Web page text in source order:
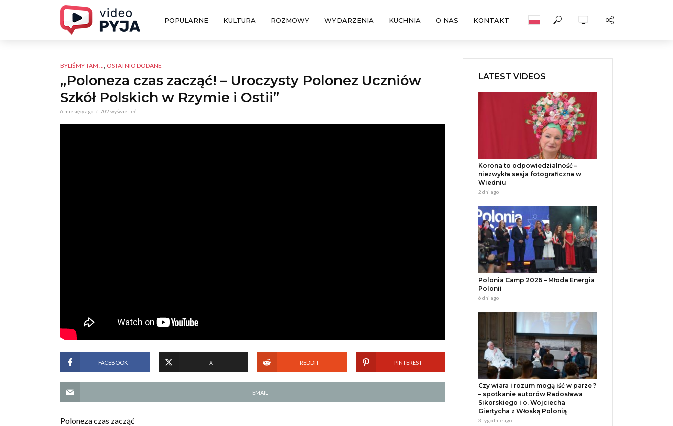
POPULARNE KULTURA ROZMOWY WYDARZENIA KUCHNIA O NAS KONTAKT
BYLIŚMY TAM ..., OSTATNIO DODANE
„Poloneza czas zacząć! – Uroczysty Polonez Uczniów
Szkół Polskich w Rzymie i Ostii”
6 miesięcy ago 702 wyświetleń
FACEBOOK X REDDIT PINTEREST
EMAIL
Poloneza czas zacząć
LATEST VIDEOS
Korona to odpowiedzialność –
niezwykła sesja fotograficzna w
Wiedniu
2 dni ago
Polonia Camp 2026 – Młoda Energia
Polonii
6 dni ago
Czy wiara i rozum mogą iść w parze ?
– spotkanie autorów Radosława
Sikorskiego i o. Wojciecha
Giertycha z Włoską Polonią
3 tygodnie ago